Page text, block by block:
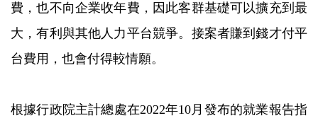
費，也不向企業收年費，因此客群基礎可以擴充到最
大，有利與其他人力平台競爭。接案者賺到錢才付平
台費用，也會付得較情願。
根據行政院主計總處在2022年10月發布的就業報告指